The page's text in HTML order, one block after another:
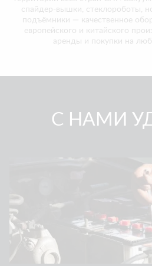
спайдер-вышки, стеклороботы,
подъёмники — качественное
европейского и китайского
аренды и покупки на
С НАМИ